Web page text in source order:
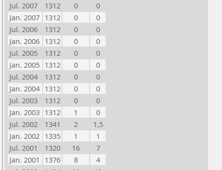
Jul. 2007
1312 0
0
Jan. 2007 1312 0
0
Jul. 2006
1312 0
0
Jan. 2006 1312 0
0
Jul. 2005
1312 0
0
Jan. 2005 1312 0
0
Jul. 2004
1312 0
0
Jan. 2004 1312 0
0
Jul. 2003
1312 0
0
Jan. 2003 1312 1
0
Jul. 2002
1341 2
1,5
Jan. 2002 1335 1
1
Jul. 2001
1320 16
7
Jan. 2001
1376 8
4